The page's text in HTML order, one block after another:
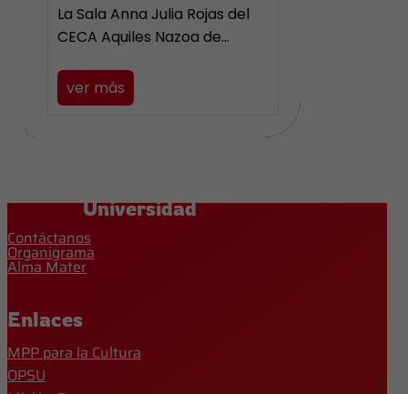
La Sala Anna Julia Rojas del
CECA Aquiles Nazoa de…
ver más
Universidad
Contáctanos
Organigrama
Alma Mater
Enlaces
MPP para la Cultura
OPSU